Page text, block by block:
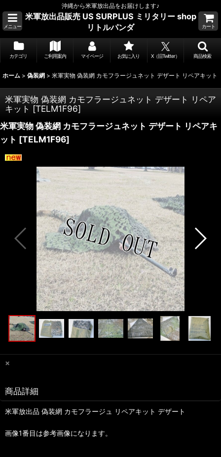
沖縄から米軍放出品をお届けします♪
メニュー
米軍放出品販売 US SURPLUS ミリタリー shop
リトルパンダ
カート
カテゴリ ご利用案内 マイページ お気に入り X（旧Twitter） 商品検索
ホーム > 偽装網 > 米軍実物 偽装網 カモフラージュネット デザート リペアキット
米軍実物 偽装網 カモフラージュネット デザート リペア
キット [TELM1F96]
米軍実物 偽装網 カモフラージュネット デザート リペアキ
ット [TELM1F96]
×
商品詳細
米軍放出品 偽装網 カモフラージュ リペアキット デザート
画像1番目は参考画像になります。